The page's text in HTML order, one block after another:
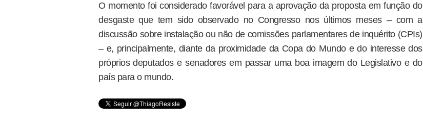
O momento foi considerado favorável para a aprovação da proposta em função do
desgaste que tem sido observado no Congresso nos últimos meses – com a
discussão sobre instalação ou não de comissões parlamentares de inquérito (CPIs)
– e, principalmente, diante da proximidade da Copa do Mundo e do interesse dos
próprios deputados e senadores em passar uma boa imagem do Legislativo e do
país para o mundo.